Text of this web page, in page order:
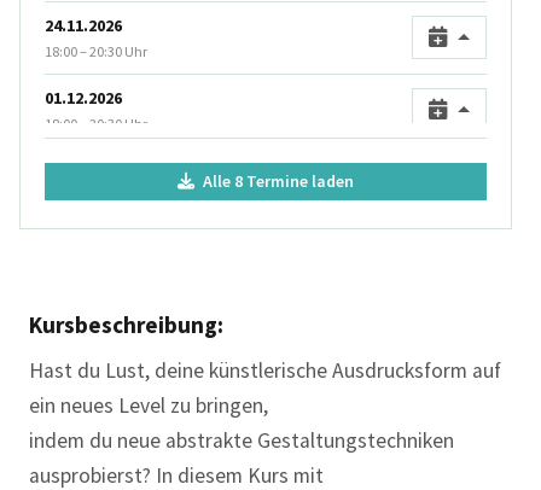
24.11.2026
18:00 – 20:30 Uhr
01.12.2026
18:00 – 20:30 Uhr
08.12.2026
Alle 8 Termine laden
Kursbeschreibung:
Hast du Lust, deine künstlerische Ausdrucksform auf
ein neues Level zu bringen,
indem du neue abstrakte Gestaltungstechniken
ausprobierst? In diesem Kurs mit